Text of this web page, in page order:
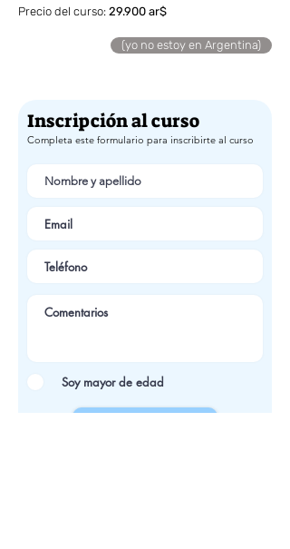
Precio del curso: 29.900 ar$
(yo no estoy en Argentina)
Inscripción al curso
Completa este formulario para inscribirte al curso
Soy mayor de edad